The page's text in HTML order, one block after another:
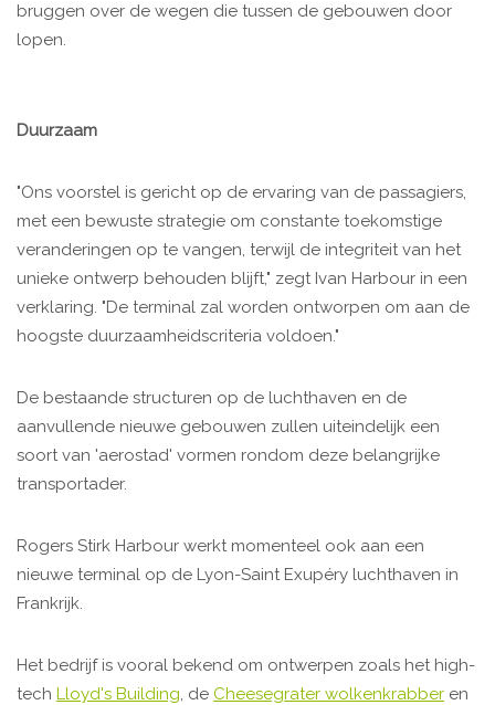
bruggen over de wegen die tussen de gebouwen door
lopen.
Duurzaam
"Ons voorstel is gericht op de ervaring van de passagiers,
met een bewuste strategie om ​​constante toekomstige
veranderingen op te vangen, terwijl de integriteit van het
unieke ontwerp behouden blijft," zegt Ivan Harbour in een
verklaring. "De terminal zal worden ontworpen om aan de
hoogste duurzaamheidscriteria voldoen."
De bestaande structuren op de luchthaven en de
aanvullende nieuwe gebouwen zullen uiteindelijk een
soort van 'aerostad' vormen rondom deze belangrijke
transportader.
Rogers Stirk Harbour werkt momenteel ook aan een
nieuwe terminal op de Lyon-Saint Exupéry luchthaven in
Frankrijk.
Het bedrijf is vooral bekend om ontwerpen zoals het high-
tech Lloyd's Building, de Cheesegrater wolkenkrabber en